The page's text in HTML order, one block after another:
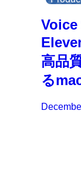
高品
る